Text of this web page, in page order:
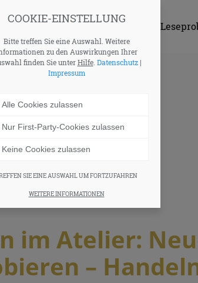
Thema Lucia Brauburger
im Atelier:
–
COOKIE-EINSTELLUNG
Bitte treffen Sie eine Auswahl. Weitere
zu den Auswirkungen Ihrer
finden Sie unterHilfe. Datenschutz|
Impressum
Alle Cookies zulassen
Nur First-Party-Cookies zulassen
Keine Cookies zulassen
SIE EINE AUSWAHL UM FORTZUFAHREN
WEITERE INFORMATIONEN